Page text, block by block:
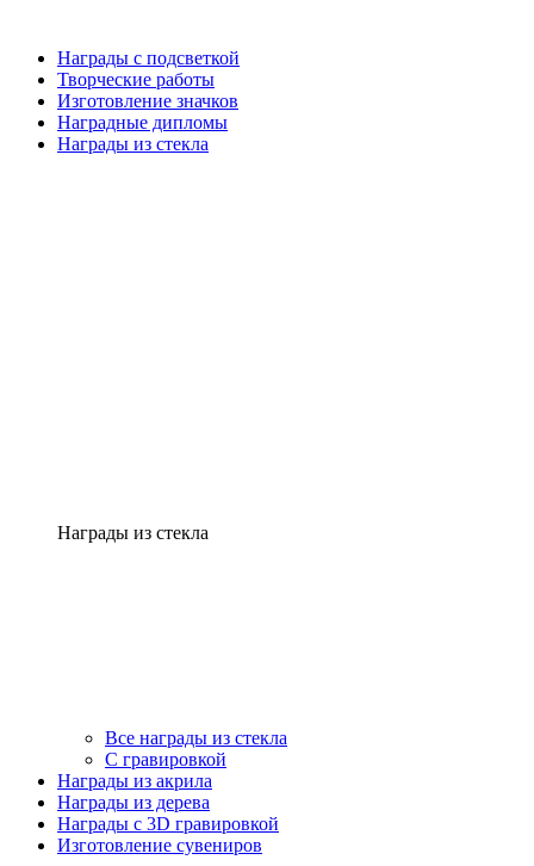
Награды с подсветкой
Творческие работы
Изготовление значков
Наградные дипломы
Награды из стекла
Награды из стекла
Все награды из стекла
С гравировкой
Награды из акрила
Награды из дерева
Награды с 3D гравировкой
Изготовление сувениров